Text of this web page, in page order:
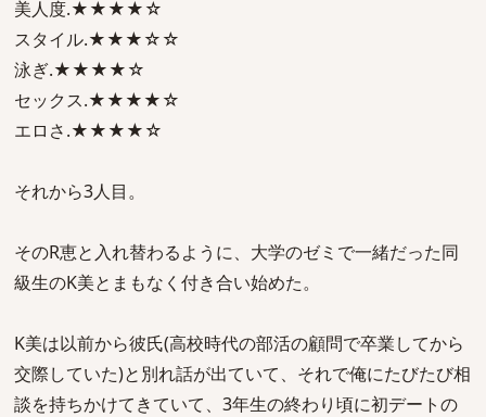
美人度.★★★★☆
スタイル.★★★☆☆
泳ぎ.★★★★☆
セックス.★★★★☆
エロさ.★★★★☆
それから3人目。
そのR恵と入れ替わるように、大学のゼミで一緒だった同
級生のK美とまもなく付き合い始めた。
K美は以前から彼氏(高校時代の部活の顧問で卒業してから
交際していた)と別れ話が出ていて、それで俺にたびたび相
談を持ちかけてきていて、3年生の終わり頃に初デートの